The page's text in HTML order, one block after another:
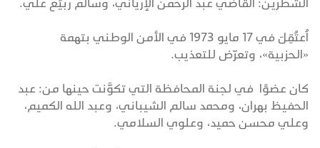
اُعتُقِلَ في 17 مايو 1973 في الأمن الوطني بتهمة
«الحزبية»، وتعرّض للتعذيب.
كان عضوًا في لجنة المحافظة التي تكوَّنت حينها من: عبد
الحفيظ بهران، ومحمد سالم الشيباني، وعبد الله الكميم،
وعلي محسن حميد، وعلوي السلامي.